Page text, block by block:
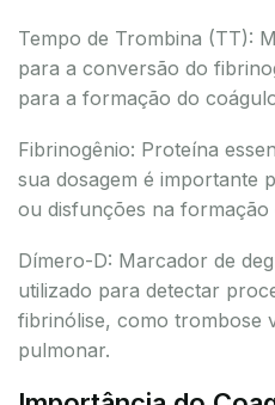
Tempo de Trombina (TT):
para a conversão do
para a formação do
Fibrinogênio: Proteína
sua dosagem é importante
ou disfunções na formação
Dímero-D: Marcador de
utilizado para detectar
fibrinólise, como trombose
pulmonar.